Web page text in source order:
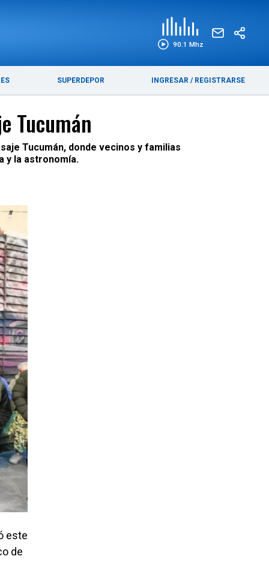
90.1 Mhz
SUPERDEPOR INGRESAR / REGISTRARSE
Tucumán
Tucumán, donde vecinos y familias
y la astronomía.
este
de